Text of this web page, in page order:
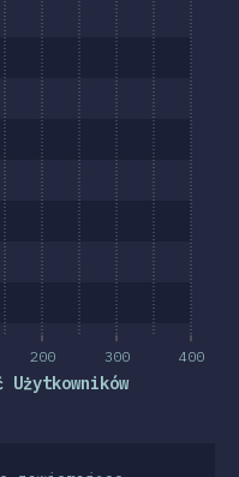
200 300 400